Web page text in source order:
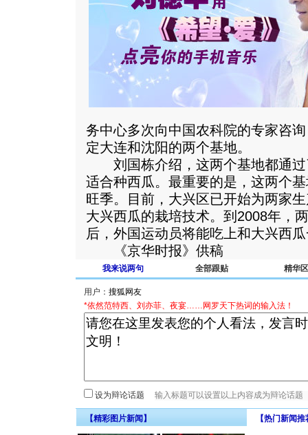
务中心多次向中国农科院的专家咨
定大连和沈阳的两个基地。
刘国栋介绍，这两个基地都通过
适合种西瓜。最重要的是，这两个
旺季。目前，大兴区已开始为两家
大兴西瓜的栽培技术。到2008年，
后，外国运动员将能吃上和大兴西
《京华时报》供稿
我来说两句 全部跟贴 精华区
用户：
*依然范特西、刘亦菲、夜宴……网罗天下热词的输入法！
设为辩论话题
【精彩图片新闻】 【热门新闻